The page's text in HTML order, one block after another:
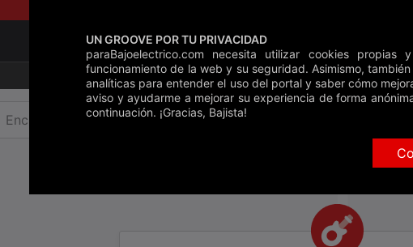
Inicio»Bass Tabs»T
T
UN GROOVE POR TU PRIVACIDAD
paraBajoelectrico.com necesita utilizar cookies
funcionamiento de la web y su seguridad. Asimismo,
analíticas para entender el uso del portal y saber cómo
aviso y ayudarme a mejorar su experiencia de forma
continuación. ¡Gracias, Bajista!